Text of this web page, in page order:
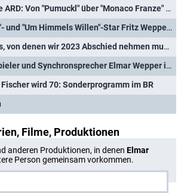
75 Jahre ARD: Von "Pumuckl" über "Monaco Franze" bis "Ringlstetter"- Das reichhaltige TV-Kulturerbe des BR
"Derrick"- und "Um Himmels Willen"-Star Fritz Wepper ist tot
TV-Stars, von denen wir 2023 Abschied nehmen mussten
Schauspieler und Synchronsprecher Elmar Wepper im Alter von 79 Jahren gestorben
wird 70: Sonderprogramm im BR
Filme, Produktionen
anderen Produktionen, in denen Elmar
Person gemeinsam vorkommen.